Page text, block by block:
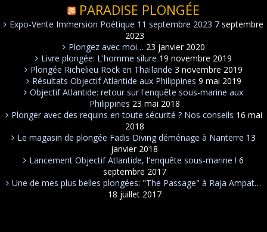
PARADISE PLONGÉE
Expo-Vente Immersion Poétique 11 septembre 2023 7 septembre
2023
Plongez avec moi… 23 janvier 2020
Livre plongée: L'homme silure 19 novembre 2019
Plongée Richelieu Rock en Thaïlande 3 novembre 2019
Résultats Objectif Atlantide aux Philippines 9 mai 2019
Objectif Atlantide: retour sur l'enquête sous-marine aux
Philippines 23 mai 2018
Plonger avec des requins en toute sécurité ? Nos conseils 16 mai
2018
Le magasin de plongée Fadis Diving déménage à Nanterre 13
janvier 2018
Lancement Objectif Atlantide, l'enquête sous-marine ! 6
septembre 2017
Une de mes plus belles plongées: "The Passage" à Raja Ampat…
18 juillet 2017